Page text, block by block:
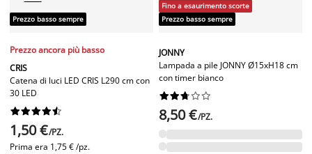
Prezzo basso sempre
Prezzo ancora più basso
CRIS
Catena di luci LED CRIS L290 cm con
30 LED






1,50 €/PZ.
Prima era 1,75 € /pz.
Fino a esaurimento scorte
Prezzo basso sempre
JONNY
Lampada a pile JONNY Ø15xH18 cm
con timer bianco






8,50 €/PZ.